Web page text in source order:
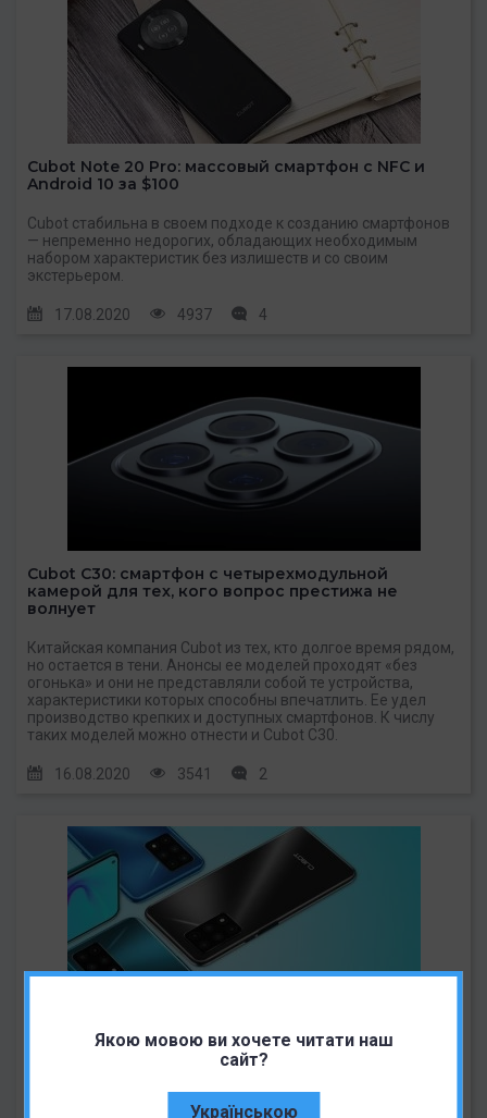
Якою мовою ви хочете читати наш
сайт?
Українською
Cubot Note 20 Pro: массовый смартфон с NFC и
Android 10 за $100
Cubot стабильна в своем подходе к созданию смартфонов
— непременно недорогих, обладающих необходимым
набором характеристик без излишеств и со своим
экстерьером.
17.08.2020 4937 4
Cubot C30: смартфон с четырехмодульной
камерой для тех, кого вопрос престижа не
волнует
Китайская компания Cubot из тех, кто долгое время рядом,
но остается в тени. Анонсы ее моделей проходят «без
огонька» и они не представляли собой те устройства,
характеристики которых способны впечатлить. Ее удел
производство крепких и доступных смартфонов. К числу
таких моделей можно отнести и Cubot C30.
16.08.2020 3541 2
Cubot X30: если нужно много камер задешево
новичок, но ей приходится пробиваться сквозь плотный
частокол из конкурентов. Одной из последних новинок